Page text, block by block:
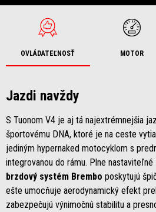
OVLÁDATEĽNOSŤ MOTOR
Jazdi navždy
S Tuonom V4 je aj tá najextrémnejšia
športovému DNA, ktoré je na ceste
jediným hypernaked motocyklom s
integrovanou do rámu. Plne nastaviteľné
brzdový systém Brembo poskytujú
ešte umocňuje aerodynamický efekt
zabezpečujú výnimočnú stabilitu a